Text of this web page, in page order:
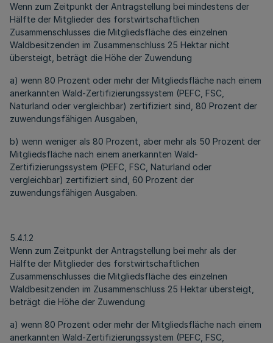
Wenn zum Zeitpunkt der Antragstellung bei mindestens der
Hälfte der Mitglieder des forstwirtschaftlichen
Zusammenschlusses die Mitgliedsfläche des einzelnen
Waldbesitzenden im Zusammenschluss 25 Hektar nicht
übersteigt, beträgt die Höhe der Zuwendung
a) wenn 80 Prozent oder mehr der Mitgliedsfläche nach einem
anerkannten Wald-Zertifizierungssystem (PEFC, FSC,
Naturland oder vergleichbar) zertifiziert sind, 80 Prozent der
zuwendungsfähigen Ausgaben,
b) wenn weniger als 80 Prozent, aber mehr als 50 Prozent der
Mitgliedsfläche nach einem anerkannten Wald-
Zertifizierungssystem (PEFC, FSC, Naturland oder
vergleichbar) zertifiziert sind, 60 Prozent der
zuwendungsfähigen Ausgaben.
5.4.1.2
Wenn zum Zeitpunkt der Antragstellung bei mehr als der
Hälfte der Mitglieder des forstwirtschaftlichen
Zusammenschlusses die Mitgliedsfläche des einzelnen
Waldbesitzenden im Zusammenschluss 25 Hektar übersteigt,
beträgt die Höhe der Zuwendung
a) wenn 80 Prozent oder mehr der Mitgliedsfläche nach einem
anerkannten Wald-Zertifizierungssystem (PEFC, FSC,